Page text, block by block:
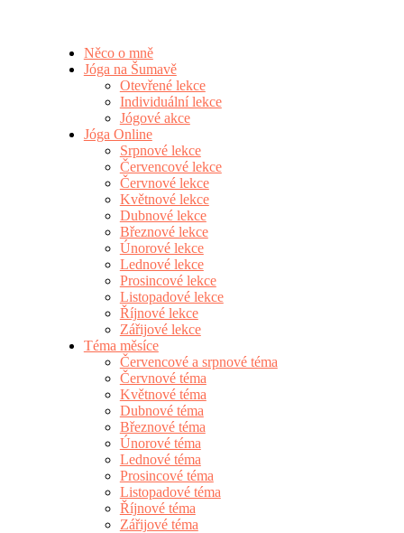
Něco o mně
Jóga na Šumavě
Otevřené lekce
Individuální lekce
Jógové akce
Jóga Online
Srpnové lekce
Červencové lekce
Červnové lekce
Květnové lekce
Dubnové lekce
Březnové lekce
Únorové lekce
Lednové lekce
Prosincové lekce
Listopadové lekce
Říjnové lekce
Zářijové lekce
Téma měsíce
Červencové a srpnové téma
Červnové téma
Květnové téma
Dubnové téma
Březnové téma
Únorové téma
Lednové téma
Prosincové téma
Listopadové téma
Říjnové téma
Zářijové téma